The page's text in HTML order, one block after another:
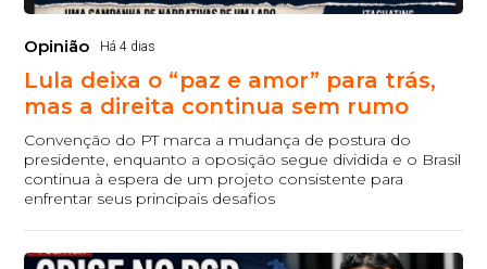
Opinião Há 4 dias
Lula deixa o “paz e amor” para trás,
mas a direita continua sem rumo
Convenção do PT marca a mudança de postura do
presidente, enquanto a oposição segue dividida e o Brasil
continua à espera de um projeto consistente para
enfrentar seus principais desafios